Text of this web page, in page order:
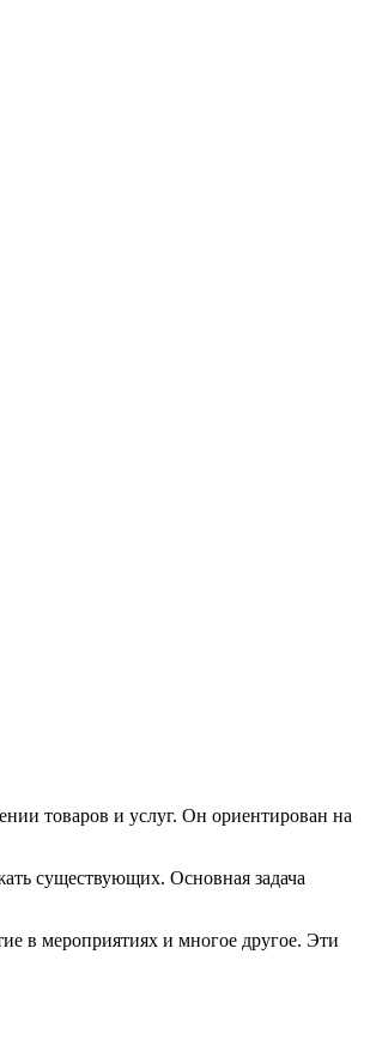
товаров и услуг. Он ориентирован на
существующих. Основная задача
в мероприятиях и многое другое. Эти